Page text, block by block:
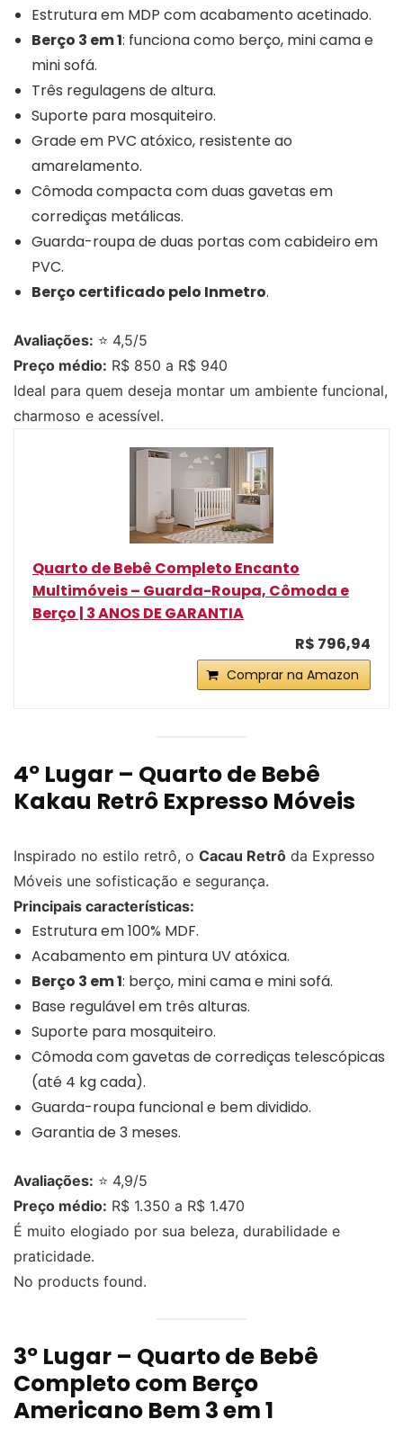
Estrutura em MDP com acabamento acetinado.
Berço 3 em 1: funciona como berço, mini cama e
mini sofá.
Três regulagens de altura.
Suporte para mosquiteiro.
Grade em PVC atóxico, resistente ao
amarelamento.
Cômoda compacta com duas gavetas em
corrediças metálicas.
Guarda-roupa de duas portas com cabideiro em
PVC.
Berço certificado pelo Inmetro.
Avaliações: ⭐ 4,5/5
Preço médio: R$ 850 a R$ 940
Ideal para quem deseja montar um ambiente funcional,
charmoso e acessível.
Quarto de Bebê Completo Encanto
Multimóveis – Guarda-Roupa, Cômoda e
Berço | 3 ANOS DE GARANTIA
R$ 796,94
Comprar na Amazon
4º Lugar – Quarto de Bebê
Kakau Retrô Expresso Móveis
Inspirado no estilo retrô, o Cacau Retrô da Expresso
Móveis une sofisticação e segurança.
Principais características:
Estrutura em 100% MDF.
Acabamento em pintura UV atóxica.
Berço 3 em 1: berço, mini cama e mini sofá.
Base regulável em três alturas.
Suporte para mosquiteiro.
Cômoda com gavetas de corrediças telescópicas
(até 4 kg cada).
Guarda-roupa funcional e bem dividido.
Garantia de 3 meses.
Avaliações: ⭐ 4,9/5
Preço médio: R$ 1.350 a R$ 1.470
É muito elogiado por sua beleza, durabilidade e
praticidade.
No products found.
3º Lugar – Quarto de Bebê
Completo com Berço
Americano Bem 3 em 1